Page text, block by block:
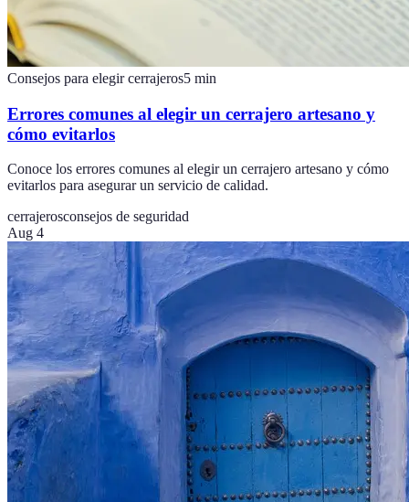
Consejos para elegir cerrajeros5 min
Errores comunes al elegir un cerrajero artesano y
cómo evitarlos
Conoce los errores comunes al elegir un cerrajero artesano y cómo
evitarlos para asegurar un servicio de calidad.
cerrajerosconsejos de seguridad
Aug 4